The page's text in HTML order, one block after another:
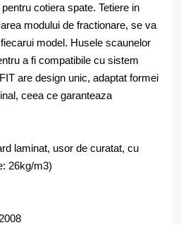
cotiera spate. Tetiere in
modului de fractionare, se va
model. Husele scaunelor
a fi compatibile cu sistem
are design unic, adaptat formei
ceea ce garanteaza
laminat, usor de curatat, cu
26kg/m3)